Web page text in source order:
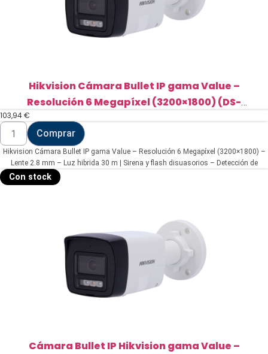
Hikvision Cámara Bullet IP gama Value –
Resolución 6 Megapíxel (3200×1800) (DS-
2CD1063G2-LIUF/SL(2.8mm))
103,94€
Hikvision
Cámara
Bullet
IP
gama
Value
-
LIUF/SL(2.8mm))
Comprar
Hikvision Cámara Bullet IP gama Value – Resolución 6 Megapíxel (3200×1800) –
Lente 2.8 mm – Luz hibrida 30 m | Sirena y flash disuasorios – Detección de
movimiento 2.0 | MicroSD – Micrófono y altavoz integrados | PoE | IP67
Con stock
Cámara Bullet IP Hikvision gama Value –